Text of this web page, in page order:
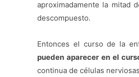
aproximadamente la mitad
descompuesto.
Entonces el curso de la
pueden aparecer en el
continua de células